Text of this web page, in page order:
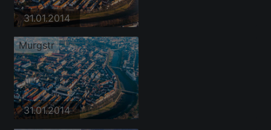
31.01.2014
Murgstr
31.01.2014